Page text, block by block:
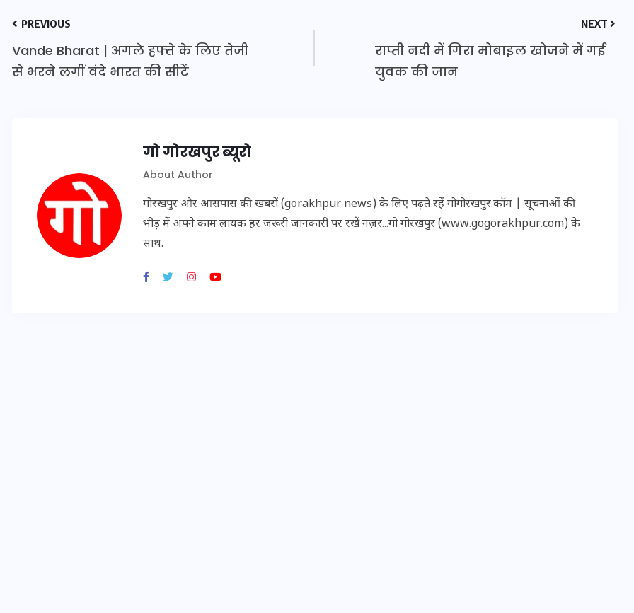
PREVIOUS
Vande Bharat | अगले हफ्ते के लिए तेजी
से भरने लगीं वंदे भारत की सीटें
NEXT
राप्ती नदी में गिरा मोबाइल खोजने में गई
युवक की जान
गो गोरखपुर ब्यूरो
About Author
गोरखपुर और आसपास की खबरों (gorakhpur news) के लिए पढ़ते रहें गोगोरखपुर.कॉम | सूचनाओं की
भीड़ में अपने काम लायक हर जरूरी जानकारी पर रखें नज़र...गो गोरखपुर (www.gogorakhpur.com) के
साथ.
जिस कमरे में बिना बिजली-पंखे
के बीते 4 साल, उसे देख भावुक
20 जनवरी 2026
जिस कमरे में बिना बिजली-पंखे
के बीते 4 साल, उसे देख भावुक